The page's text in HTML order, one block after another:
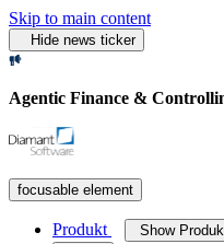
Skip to main content
Hide news ticker
Agentic Finance &
focusable element
Produkt
Show